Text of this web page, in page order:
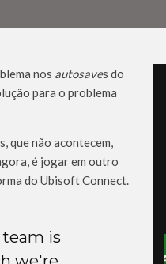
nos autosaves do
para o problema
que não acontecem,
é jogar em outro
do Ubisoft Connect.
is